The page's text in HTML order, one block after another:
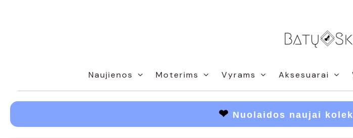
Naujienos Moterims Vyrams Aksesuarai
❤ Nuolaidos naujai